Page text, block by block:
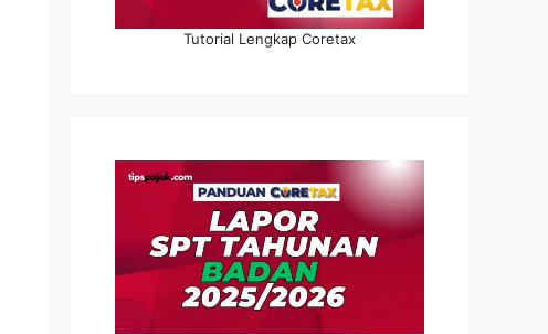
Tutorial Lengkap Coretax